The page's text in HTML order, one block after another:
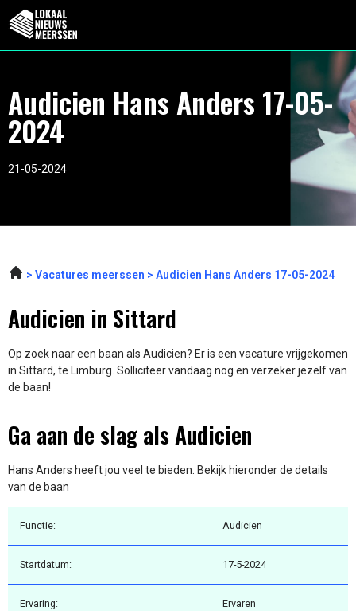
Audicien Hans Anders 17-05-
2024
21-05-2024
Vacatures meerssen Audicien Hans Anders 17-05-2024
Audicien in Sittard
Op zoek naar een baan als Audicien? Er is een vacature vrijgekomen
in Sittard, te Limburg. Solliciteer vandaag nog en verzeker jezelf van
de baan!
Ga aan de slag als Audicien
Hans Anders heeft jou veel te bieden. Bekijk hieronder de details
van de baan
Functie: Audicien
Startdatum: 17-5-2024
Ervaring: Ervaren